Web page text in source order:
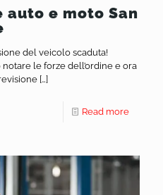
e moto San
del veicolo scaduta!
le forze dell’ordine e ora
[…]
Read more